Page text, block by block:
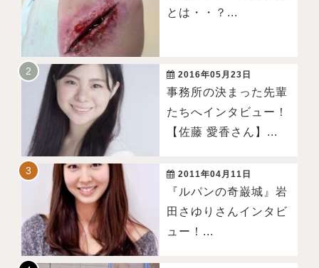
とは・・？...
2016年05月23日
事務所の決まった先輩
たちへインタビュー！
【佐藤 愛香さん】...
2011年04月11日
『ルパンの奇巌城』岩
田さゆりさんインタビ
ュー！...